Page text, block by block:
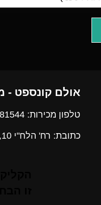
אולם קונספט -
טלפון מכירות: 03-5781544
כתובת: רח' הלח"י 10, בני-ברק